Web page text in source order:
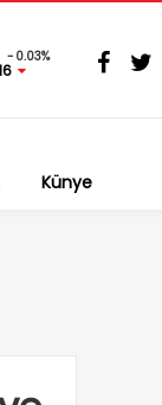
-0.03%
Künye